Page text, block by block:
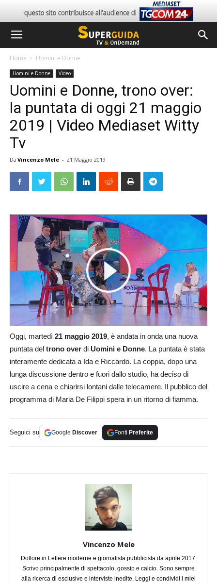
Home Uomini e Donne
Uomini e Donne Video
Uomini e Donne, trono over:
la puntata di oggi 21 maggio
2019 | Video Mediaset Witty
Tv
Da Vincenzo Mele - 21 Maggio 2019
Oggi, martedì 21 maggio 2019, è andata in onda una nuova
puntata del trono over di Uomini e Donne. La puntata è stata
interamente dedicata a Ida e Riccardo. La coppia, dopo una
lunga discussione dentro e fuori dallo studio, ha deciso di
uscire a cena e chiarirsi lontani dalle telecamere. Il pubblico del
programma di Maria De Filippi spera in un ritorno di fiamma.
Seguici su Google Discover Fonti Preferite
Vincenzo Mele
Dottore in Lettere moderne e giornalista pubblicista da aprile 2017.
Scrivo principalmente di spettacolo, gossip e calcio. Sono sempre
alla ricerca di esclusive e interviste inedite. Leggi e condividi i miei